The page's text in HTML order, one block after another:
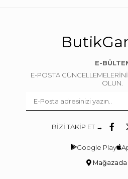
E-
E-POSTA
OLUN.
BİZİ TAKİP ET →
Google Play
Mağazada